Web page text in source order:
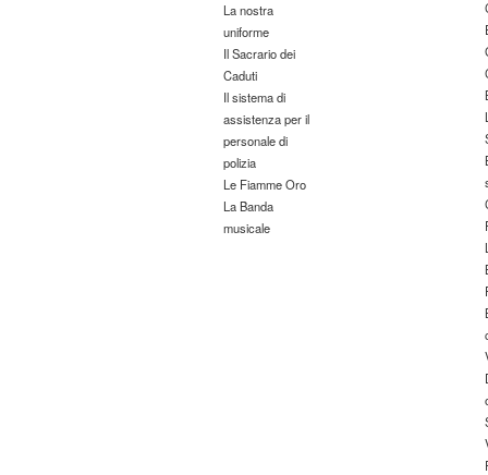
La nostra
uniforme
Il Sacrario dei
Caduti
Il sistema di
assistenza per il
personale di
polizia
Le Fiamme Oro
La Banda
musicale